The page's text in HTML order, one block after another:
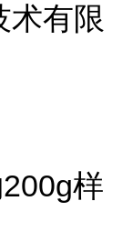
术有限
样